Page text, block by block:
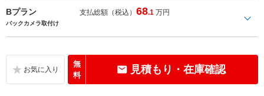
Bプラン 支払総額（税込）68.1 万円
バックカメラ取付け
無
料
見積もり・在庫確認